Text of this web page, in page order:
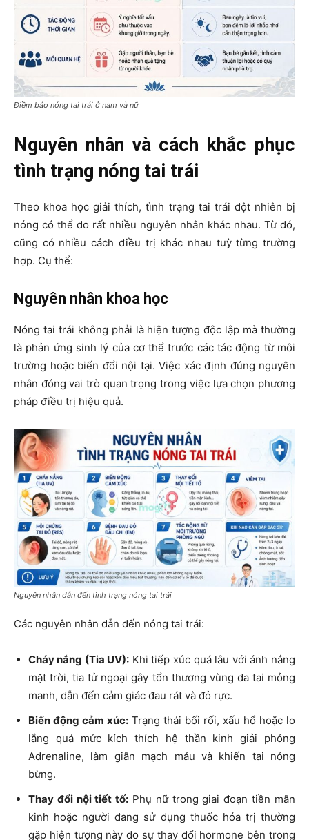
Điềm báo nóng tai trái ở nam và nữ
Nguyên nhân và cách khắc phục
tình trạng nóng tai trái
Theo khoa học giải thích, tình trạng tai trái đột nhiên bị
nóng có thể do rất nhiều nguyên nhân khác nhau. Từ đó,
cũng có nhiều cách điều trị khác nhau tuỳ từng trường
hợp. Cụ thể:
Nguyên nhân khoa học
Nóng tai trái không phải là hiện tượng độc lập mà thường
là phản ứng sinh lý của cơ thể trước các tác động từ môi
trường hoặc biến đổi nội tại. Việc xác định đúng nguyên
nhân đóng vai trò quan trọng trong việc lựa chọn phương
pháp điều trị hiệu quả.
Nguyên nhân dẫn đến tình trạng nóng tai trái
Các nguyên nhân dẫn đến nóng tai trái:
Cháy nắng (Tia UV): Khi tiếp xúc quá lâu với ánh nắng
mặt trời, tia tử ngoại gây tổn thương vùng da tai mỏng
manh, dẫn đến cảm giác đau rát và đỏ rực.
Biến động cảm xúc: Trạng thái bối rối, xấu hổ hoặc lo
lắng quá mức kích thích hệ thần kinh giải phóng
Adrenaline, làm giãn mạch máu và khiến tai nóng
bừng.
Thay đổi nội tiết tố: Phụ nữ trong giai đoạn tiền mãn
kinh hoặc người đang sử dụng thuốc hóa trị thường
gặp hiện tượng này do sự thay đổi hormone bên trong